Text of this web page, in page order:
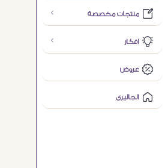
منتجات مخصصة
افكار
عروض
الجاليرى